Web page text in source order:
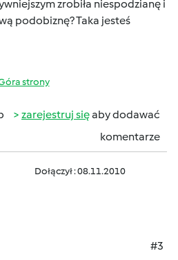
zrobiła niespodzianę i
podobiznę? Taka jesteś
strony
zarejestruj sięaby dodawać
komentarze
Dołączył : 08.11.2010
#3